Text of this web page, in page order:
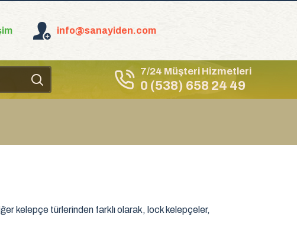
info@sanayiden.com
7/24 Müşteri Hizmetleri
0 (538) 658 24 49
kelepçe türlerinden farklı olarak, lock kelepçeler,